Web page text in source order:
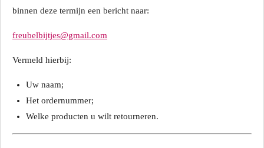
binnen deze termijn een bericht naar:
freubelbijtjes@gmail.com
Vermeld hierbij:
Uw naam;
Het ordernummer;
Welke producten u wilt retourneren.